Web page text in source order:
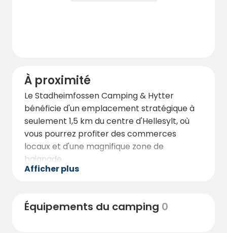
À proximité
Le Stadheimfossen Camping & Hytter
bénéficie d'un emplacement stratégique à
seulement 1,5 km du centre d'Hellesylt, où
vous pourrez profiter des commerces
locaux et d'une magnifique zone de
baignade.
Seulement cinq minutes de route vous
pourrez prendre le ferry pour Geiranger et
découvrir le fjord de renommée mondiale.
Afficher plus
Équipements du camping 0